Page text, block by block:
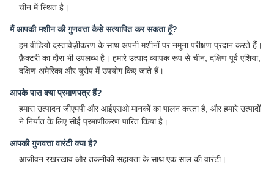
चीन में स्थित है।
मैं आपकी मशीन की गुणवत्ता कैसे सत्यापित कर सकता हूँ?
हम वीडियो दस्तावेज़ीकरण के साथ अपनी मशीनों पर नमूना परीक्षण प्रदान करते हैं।
फ़ैक्टरी का दौरा भी उपलब्ध है। हमारे उत्पाद व्यापक रूप से चीन, दक्षिण पूर्व एशिया,
दक्षिण अमेरिका और यूरोप में उपयोग किए जाते हैं।
आपके पास क्या प्रमाणपत्र हैं?
हमारा उत्पादन जीएमपी और आईएसओ मानकों का पालन करता है, और हमारे उत्पादों
ने निर्यात के लिए सीई प्रमाणीकरण पारित किया है।
आपकी गुणवत्ता वारंटी क्या है?
आजीवन रखरखाव और तकनीकी सहायता के साथ एक साल की वारंटी।